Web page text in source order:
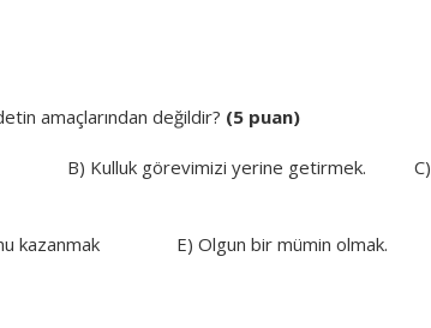
amaçlarından değildir? (5 puan)
B) Kulluk görevimizi yerine getirmek. C)
kazanmak E) Olgun bir mümin olmak.